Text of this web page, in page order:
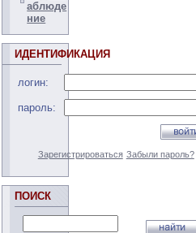
аблюде
ние
ИДЕНТИФИКАЦИЯ
логин:
пароль:
Зарегистрироваться Забыли пароль?
ПОИСК